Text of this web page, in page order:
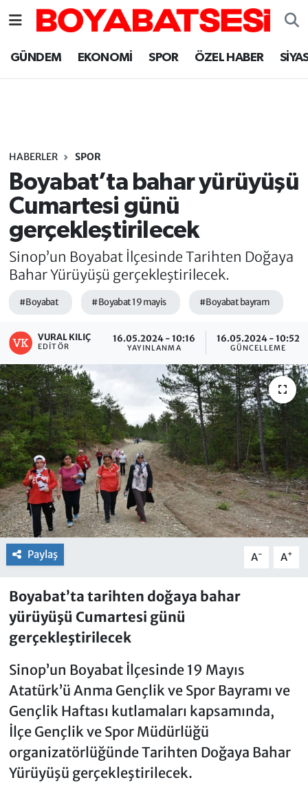
GÜNDEM EKONOMİ SPOR ÖZEL HABER
HABERLER SPOR
Boyabat’ta bahar yürüyüşü
Cumartesi günü
gerçekleştirilecek
Sinop’un Boyabat İlçesinde Tarihten Doğaya
Bahar Yürüyüşü gerçekleştirilecek.
#Boyabat #Boyabat 19 mayis #Boyabat bayram
VURAL KILIÇ
EDITÖR
16.05.2024 - 10:16
YAYINLANMA
16.05.2024 - 10:52
GÜNCELLEME
Paylaş A- A+
Boyabat’ta tarihten doğaya bahar
yürüyüşü Cumartesi günü
gerçekleştirilecek
Sinop’un Boyabat İlçesinde 19 Mayıs
Atatürk’ü Anma Gençlik ve Spor Bayramı ve
Gençlik Haftası kutlamaları kapsamında,
İlçe Gençlik ve Spor Müdürlüğü
organizatörlüğünde Tarihten Doğaya Bahar
Yürüyüşü gerçekleştirilecek.
Sinop Nöbetçi Eczaneler
Sinop Trafik Yoğunluk Haritası
Süper Lig Puan Durumu ve Fikstür
Tüm Manşetler
Son Dakika Haberleri
Haber Arşivi